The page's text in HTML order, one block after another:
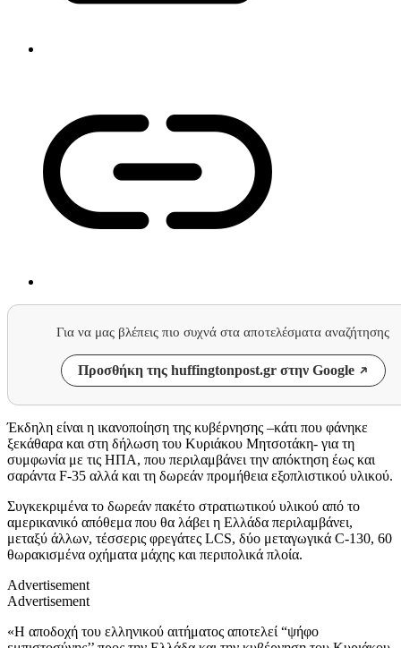
Για να μας βλέπεις πιο συχνά στα αποτελέσματα αναζήτησης
Προσθήκη της huffingtonpost.gr στην Google
Έκδηλη είναι η ικανοποίηση της κυβέρνησης –κάτι που φάνηκε
ξεκάθαρα και στη δήλωση του Κυριάκου Μητσοτάκη- για τη
συμφωνία με τις ΗΠΑ, που περιλαμβάνει την απόκτηση έως και
σαράντα F-35 αλλά και τη δωρεάν προμήθεια εξοπλιστικού υλικού.
Συγκεκριμένα το δωρεάν πακέτο στρατιωτικού υλικού από το
αμερικανικό απόθεμα που θα λάβει η Ελλάδα περιλαμβάνει,
μεταξύ άλλων, τέσσερις φρεγάτες LCS, δύο μεταγωγικά C-130, 60
θωρακισμένα οχήματα μάχης και περιπολικά πλοία.
Advertisement
Advertisement
«Η αποδοχή του ελληνικού αιτήματος αποτελεί “ψήφο